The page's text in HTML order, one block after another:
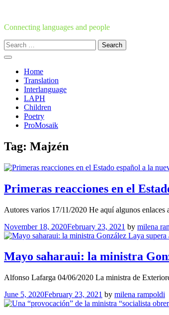
content
Connecting languages and people
Search
for:
Home
Translation
Interlanguage
LAPH
Children
Poetry
ProMosaik
Tag: Majzén
Primeras reacciones en el
Autores varios 17/11/2020 He aquí algunos enlaces
November 18, 2020February 23, 2021 by milena
Mayo saharaui: la ministra
Alfonso Lafarga 04/06/2020 La ministra de
June 5, 2020February 23, 2021 by milena rampoldi